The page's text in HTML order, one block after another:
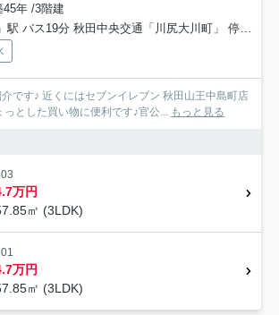
年 /3階建
バス19分 秋田中央交通「川尻大川町」 停歩6分
です♪ 近くにはセブンイレブン 秋田山王中島町店
とした買い物に便利です♪官公... もっと見る
万円
㎡ (3LDK)
万円
㎡ (3LDK)